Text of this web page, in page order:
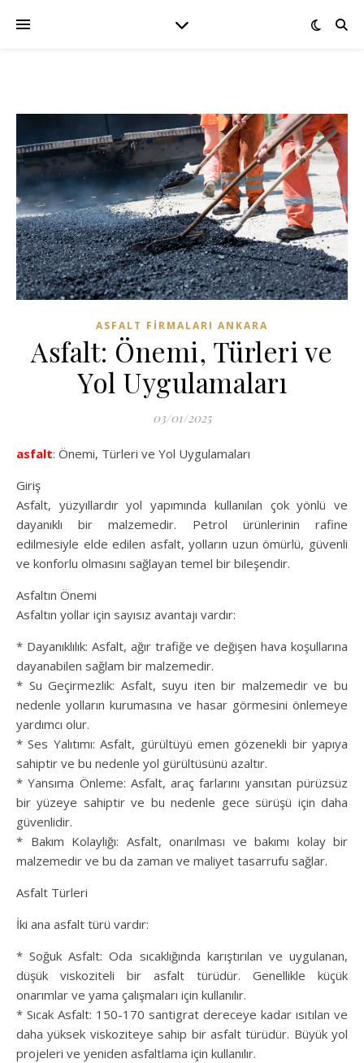
ASFALT FIRMALARI ANKARA
Asfalt: Önemi, Türleri ve
Yol Uygulamaları
03/01/2025
asfalt: Önemi, Türleri ve Yol Uygulamaları
Giriş
Asfalt, yüzyıllardır yol yapımında kullanılan çok yönlü ve
dayanıklı bir malzemedir. Petrol ürünlerinin rafine
edilmesiyle elde edilen asfalt, yolların uzun ömürlü, güvenli
ve konforlu olmasını sağlayan temel bir bileşendir.
Asfaltın Önemi
Asfaltın yollar için sayısız avantajı vardır:
* Dayanıklılık: Asfalt, ağır trafiğe ve değişen hava koşullarına
dayanabilen sağlam bir malzemedir.
* Su Geçirmezlik: Asfalt, suyu iten bir malzemedir ve bu
nedenle yolların kurumasına ve hasar görmesini önlemeye
yardımcı olur.
* Ses Yalıtımı: Asfalt, gürültüyü emen gözenekli bir yapıya
sahiptir ve bu nedenle yol gürültüsünü azaltır.
* Yansıma Önleme: Asfalt, araç farlarını yansıtan pürüzsüz
bir yüzeye sahiptir ve bu nedenle gece sürüşü için daha
güvenlidir.
* Bakım Kolaylığı: Asfalt, onarılması ve bakımı kolay bir
malzemedir ve bu da zaman ve maliyet tasarrufu sağlar.
Asfalt Türleri
İki ana asfalt türü vardır:
* Soğuk Asfalt: Oda sıcaklığında karıştırılan ve uygulanan,
düşük viskoziteli bir asfalt türüdür. Genellikle küçük
onarımlar ve yama çalışmaları için kullanılır.
* Sıcak Asfalt: 150-170 santigrat dereceye kadar ısıtılan ve
daha yüksek viskoziteye sahip bir asfalt türüdür. Büyük yol
projeleri ve yeniden asfaltlama için kullanılır.